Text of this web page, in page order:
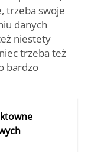
trzeba swoje
danych
niestety
trzeba też
bardzo